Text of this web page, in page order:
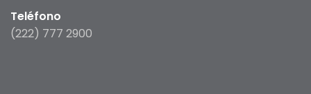
Teléfono
(222) 777 2900